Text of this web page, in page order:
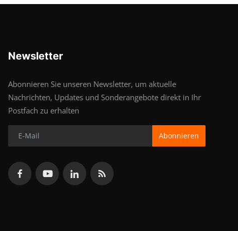
Newsletter
Abonnieren Sie unseren Newsletter, um aktuelle
Nachrichten, Updates und Sonderangebote direkt in Ihr
Postfach zu erhalten
Abonnieren